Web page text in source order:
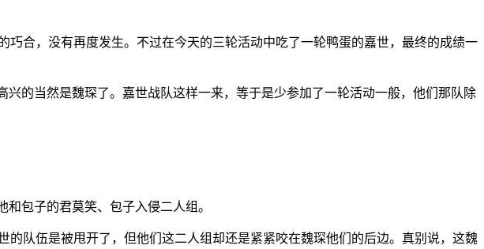
合，没有再度发生。不过在今天的三轮活动中吃了一轮鸭蛋的嘉世，最终的成绩一
的当然是魏琛了。嘉世战队这样一来，等于是少参加了一轮活动一般，他们那队除
包子的君莫笑、包子入侵二人组。
队伍是被甩开了，但他们这二人组却还是紧紧咬在魏琛他们的后边。真别说，这魏